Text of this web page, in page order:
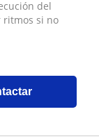
del
si no